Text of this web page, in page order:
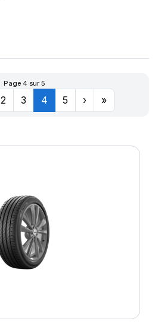
Page 4 sur 5
2 3 4 5 › »